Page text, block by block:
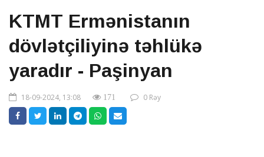
KTMT Ermənistanın
dövlətçiliyinə təhlükə
yaradır - Paşinyan
18-09-2024, 13:08 171 0 Rəy